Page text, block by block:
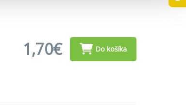
1,70€ Do košíka